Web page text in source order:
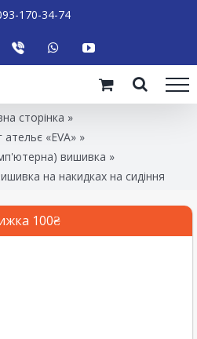
170-34-74
сторінка »
ательє «EVA»»
вишивка »
на накидках на сидіння
100₴